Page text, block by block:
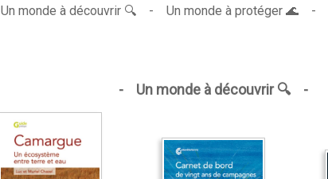
Un monde à découvrir 🔍 - Un monde à protéger 🌊 -
- Un monde à découvrir🔍 -